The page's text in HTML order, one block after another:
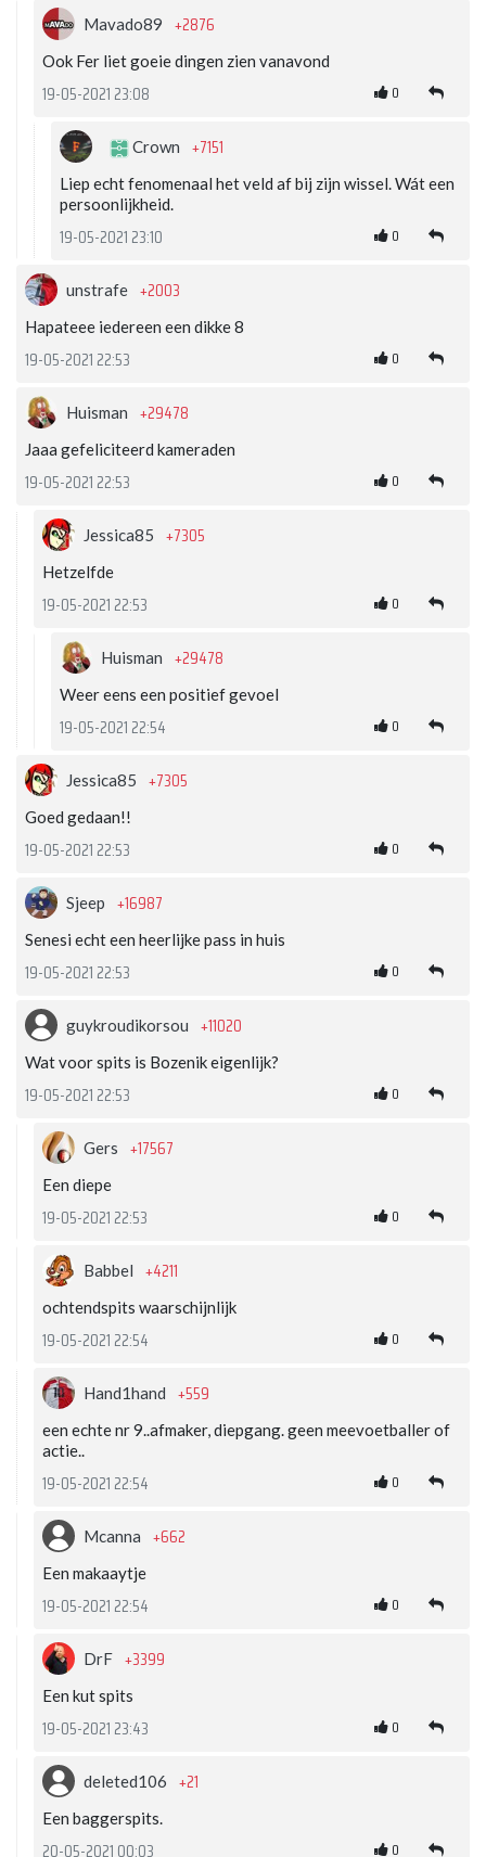
Mavado89 +2876
Ook Fer liet goeie dingen zien vanavond
19-05-2021 23:08 0
Crown +7151
Liep echt fenomenaal het veld af bij zijn wissel. Wát een
persoonlijkheid.
19-05-2021 23:10 0
unstrafe +2003
Hapateee iedereen een dikke 8
19-05-2021 22:53 0
Huisman +29478
Jaaa gefeliciteerd kameraden
19-05-2021 22:53 0
Jessica85 +7305
Hetzelfde
19-05-2021 22:53 0
Huisman +29478
Weer eens een positief gevoel
19-05-2021 22:54 0
Jessica85 +7305
Goed gedaan!!
19-05-2021 22:53 0
Sjeep +16987
Senesi echt een heerlijke pass in huis
19-05-2021 22:53 0
guykroudikorsou +11020
Wat voor spits is Bozenik eigenlijk?
19-05-2021 22:53 0
Gers +17567
Een diepe
19-05-2021 22:53 0
Babbel +4211
ochtendspits waarschijnlijk
19-05-2021 22:54 0
Hand1hand +559
een echte nr 9..afmaker, diepgang. geen meevoetballer of
actie..
19-05-2021 22:54 0
Mcanna +662
Een makaaytje
19-05-2021 22:54 0
DrF +3399
Een kut spits
19-05-2021 23:43 0
deleted106 +21
Een baggerspits.
20-05-2021 00:03 0